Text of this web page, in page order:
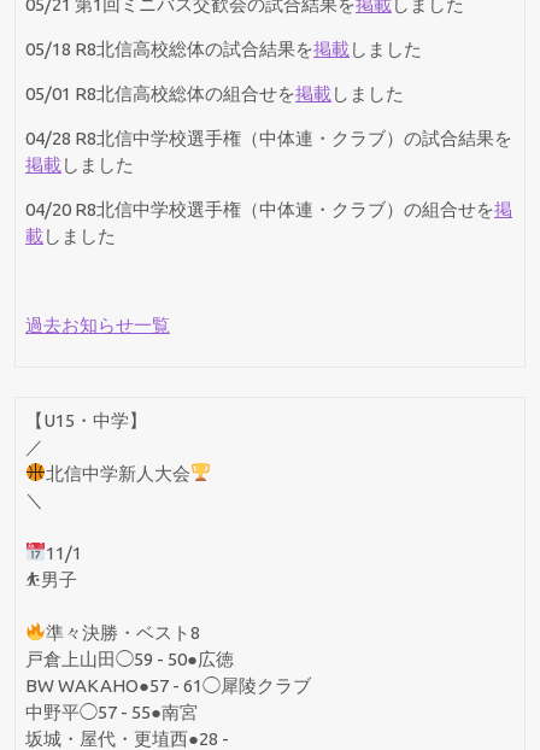
05/18 R8北信高校総体の試合結果を掲載しました
05/01 R8北信高校総体の組合せを掲載しました
04/28 R8北信中学校選手権（中体連・クラブ）の試合結果を
掲載しました
04/20 R8北信中学校選手権（中体連・クラブ）の組合せを掲
載しました
過去お知らせ一覧
【U15・中学】
／
北信中学新人大会
＼
11/1
⛹️男子
準々決勝・ベスト8
戸倉上山田◯59 - 50●広徳
BW WAKAHO●57 - 61◯犀陵クラブ
中野平◯57 - 55●南宮
坂城・屋代・更埴西●28 -